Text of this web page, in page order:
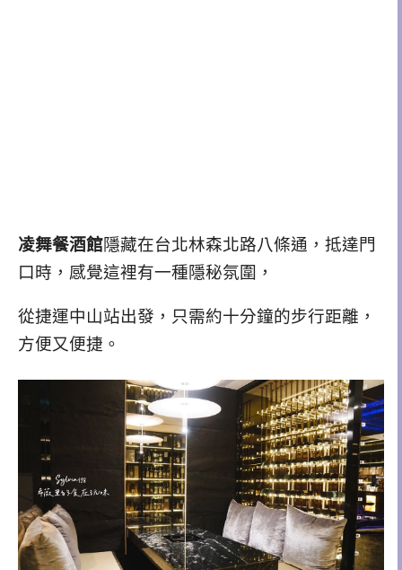
凌舞餐酒館隱藏在台北林森北路八條通 ， 抵達門
口時，感覺這裡有一種隱秘氛圍，
從捷運中山站出發，只需約十分鐘的步行距離，
方便又便捷。